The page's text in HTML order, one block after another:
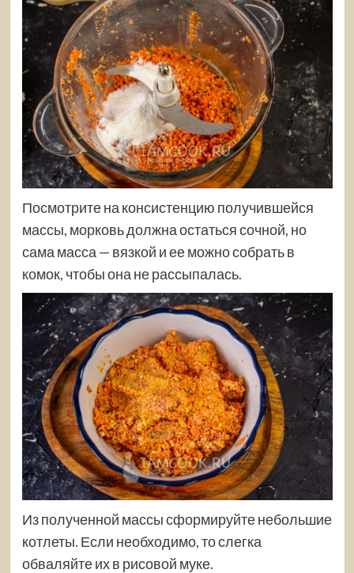
Посмотрите на консистенцию получившейся
массы, морковь должна остаться сочной, но
сама масса — вязкой и ее можно собрать в
комок, чтобы она не рассыпалась.
Из полученной массы сформируйте небольшие
котлеты. Если необходимо, то слегка
обваляйте их в рисовой муке.